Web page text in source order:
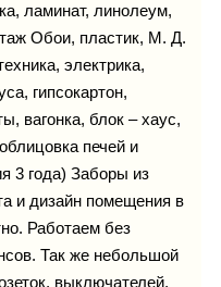
ламинат, линолеум,
Обои, пластик, М. Д.
электрика,
гипсокартон,
вагонка, блок – хаус,
печей и
3 года) Заборы из
и дизайн помещения в
Работаем без
Так же небольшой
выключателей,